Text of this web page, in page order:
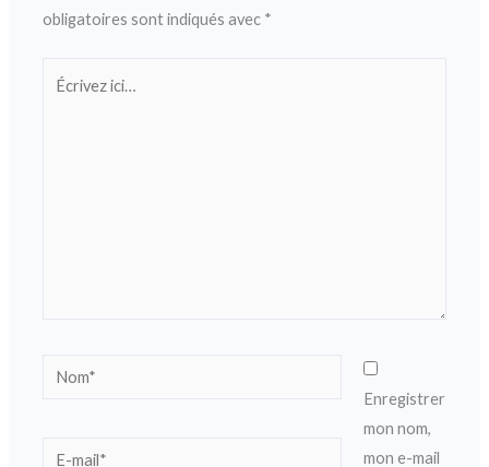
obligatoires sont indiqués avec *
Nom*
E-
Enregistrer
mon nom,
mon e-mail